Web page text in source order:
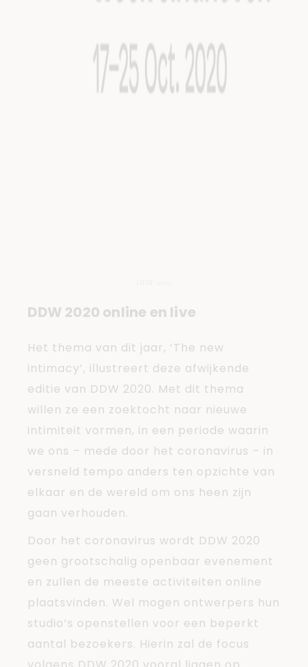
DDW 2020 online en live
Het thema van dit jaar, ‘The new
intimacy’, illustreert deze afwijkende
editie van DDW 2020. Met dit thema
willen ze een zoektocht naar nieuwe
intimiteit vormen, in een periode waarin
we ons – mede door het coronavirus – in
versneld tempo anders ten opzichte van
elkaar en de wereld om ons heen zijn
gaan verhouden.
Door het coronavirus wordt DDW 2020
geen grootschalig openbaar evenement
en zullen de meeste activiteiten online
plaatsvinden. Wel mogen ontwerpers hun
studio’s openstellen voor een beperkt
aantal bezoekers. Hierin zal de focus